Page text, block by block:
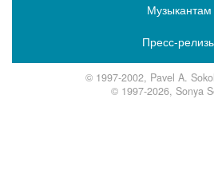
Музыкантам
Пресс-
© 1997-2002, Pavel A.
© 1997-2026, Sonya